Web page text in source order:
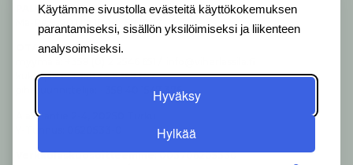
Käytämme sivustolla evästeitä käyttökokemuksen
parantamiseksi, sisällön yksilöimiseksi ja liikenteen
analysoimiseksi.
Hyväksy
Hylkää
ALVELEMME:
Ma-Pe 9-20 I La 10-18 I Su 10-17
OTA YHTEYTTÄ:
kukkapiste: +358 44 5369 657
pihasuunnittelija: +358 40 1547 376
Alakyläntie 2-4, 20250 Turku
Verk­ko­las­kuo­soit­teem­me: 003706205330